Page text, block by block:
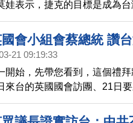
娃表示，捷克的目標是成為
總統帕維爾指派的軍事代表
全局長。中華民國外交次長
國家的互動，永遠會帶來高
國會小組會蔡總統 讚
21 09:19:33
開始，先帶您看到，這個禮
來台的英國國會訪團、21日
議長，也將率領150人的史上
蔡總統接見台英國會小組訪